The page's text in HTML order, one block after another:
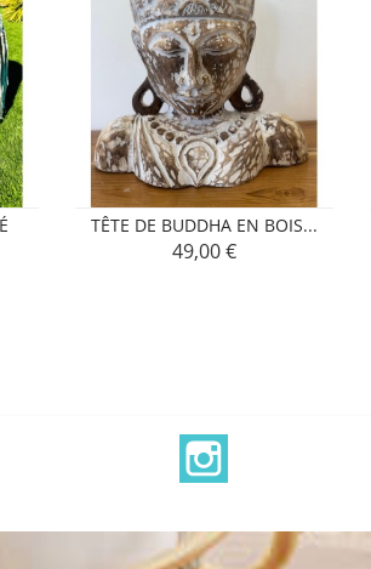
TÊTE DE BUDDHA EN BOIS...
Prix
49,00 €